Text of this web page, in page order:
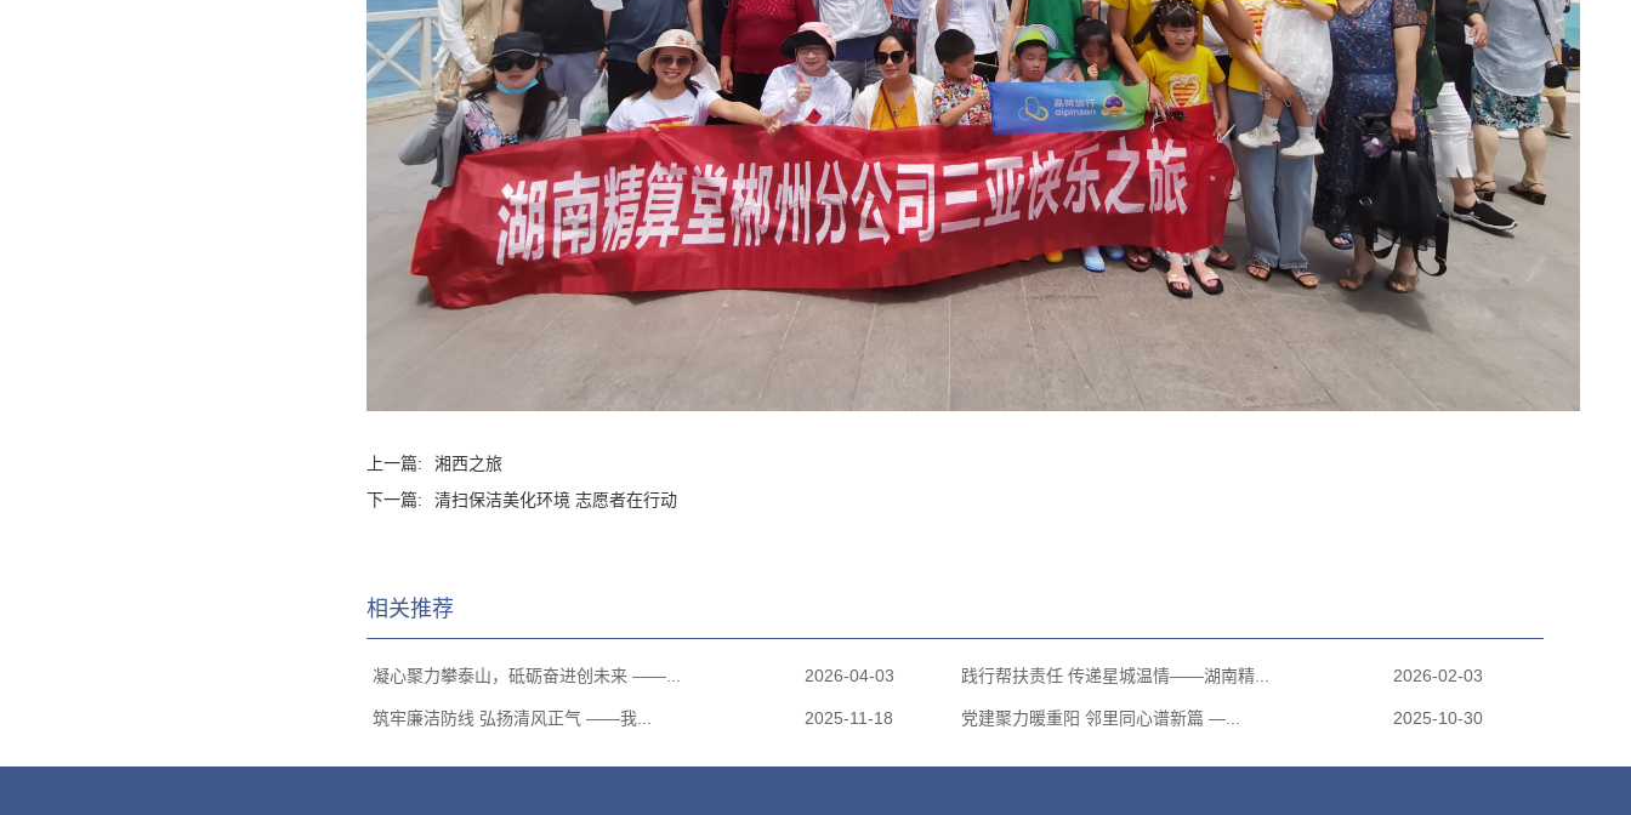
上一篇:
湘西之旅
下一篇:
清扫保洁美化环境 志愿者在行动
相关推荐
凝心聚力攀泰山，砥砺奋进创未来 ——... 2026-04-03 践行帮扶责任 传递星城温情——湖南精... 2026-02-03
筑牢廉洁防线 弘扬清风正气 ——我... 2025-11-18 党建聚力暖重阳 邻里同心谱新篇 —... 2025-10-30